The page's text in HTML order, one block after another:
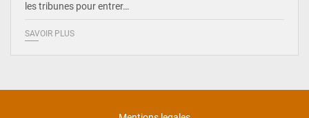
les tribunes pour entrer…
SAVOIR PLUS